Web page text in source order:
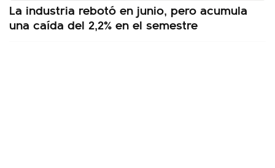
La industria rebotó en junio, pero acumula
una caída del 2,2% en el semestre